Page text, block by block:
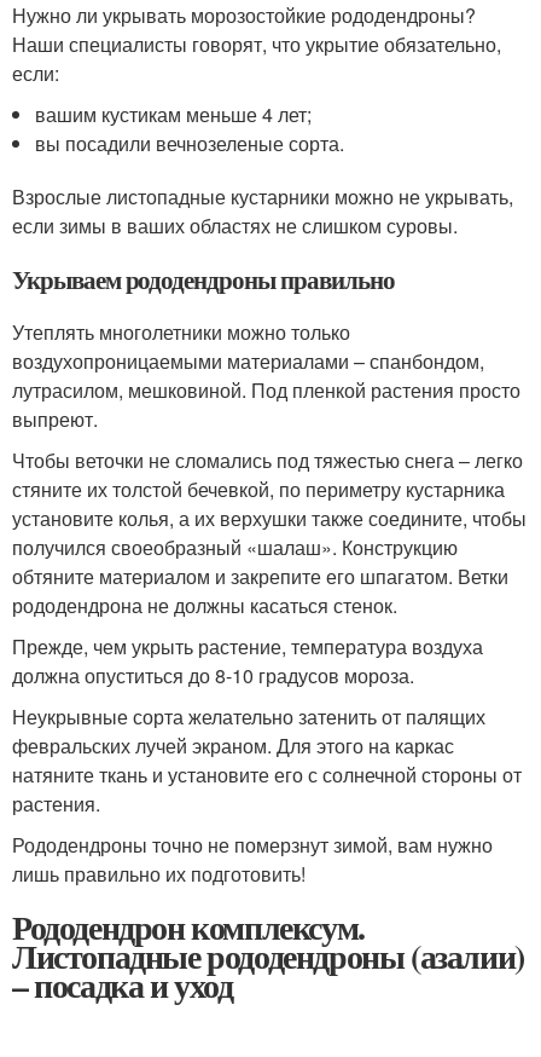
Нужно ли укрывать морозостойкие рододендроны?
Наши специалисты говорят, что укрытие обязательно,
если:
вашим кустикам меньше 4 лет;
вы посадили вечнозеленые сорта.
Взрослые листопадные кустарники можно не укрывать,
если зимы в ваших областях не слишком суровы.
Укрываем рододендроны правильно
Утеплять многолетники можно только
воздухопроницаемыми материалами – спанбондом,
лутрасилом, мешковиной. Под пленкой растения просто
выпреют.
Чтобы веточки не сломались под тяжестью снега – легко
стяните их толстой бечевкой, по периметру кустарника
установите колья, а их верхушки также соедините, чтобы
получился своеобразный «шалаш». Конструкцию
обтяните материалом и закрепите его шпагатом. Ветки
рододендрона не должны касаться стенок.
Прежде, чем укрыть растение, температура воздуха
должна опуститься до 8-10 градусов мороза.
Неукрывные сорта желательно затенить от палящих
февральских лучей экраном. Для этого на каркас
натяните ткань и установите его с солнечной стороны от
растения.
Рододендроны точно не померзнут зимой, вам нужно
лишь правильно их подготовить!
Рододендрон комплексум.
Листопадные рододендроны (азалии)
– посадка и уход